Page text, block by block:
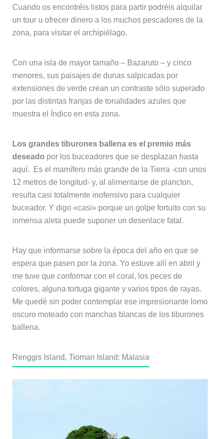
Cuando os encontréis listos para partir podréis alquilar
un tour u ofrecer dinero a los muchos pescadores de la
zona, para visitar el archipiélago.
Con una isla de mayor tamaño – Bazaruto – y cinco
menores, sus paisajes de dunas salpicadas por
extensiones de verde crean un contraste sólo superado
por las distintas franjas de tonalidades azules que
muestra el Índico en esta zona.
Los grandes tiburones ballena es el premio más
deseado por los buceadores que se desplazan hasta
aquí. Es el mamífero más grande de la Tierra -con unos
12 metros de longitud- y, al alimentarse de plancton,
resulta casi totalmente inofensivo para cualquier
buceador. Y digo «casi» porque un golpe fortuito con su
inmensa aleta puede suponer un desenlace fatal.
Hay que informarse sobre la época del año en que se
espera que pasen por la zona. Yo estuve allí en abril y
me tuve que conformar con el coral, los peces de
colores, alguna tortuga gigante y varios tipos de rayas.
Me quedé sin poder contemplar ese impresionante lomo
oscuro moteado con manchas blancas de los tiburones
ballena.
Renggis Island, Tioman Island: Malasia